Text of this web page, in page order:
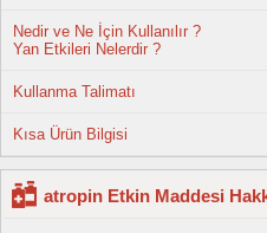
Nedir ve Ne İçin Kullanılır ?
Yan Etkileri Nelerdir ?
Kullanma Talimatı
Kısa Ürün Bilgisi
atropin Etkin Maddesi